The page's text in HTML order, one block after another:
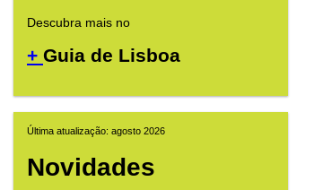
Descubra mais no
+ Guia de Lisboa
Última atualização: agosto 2026
Novidades